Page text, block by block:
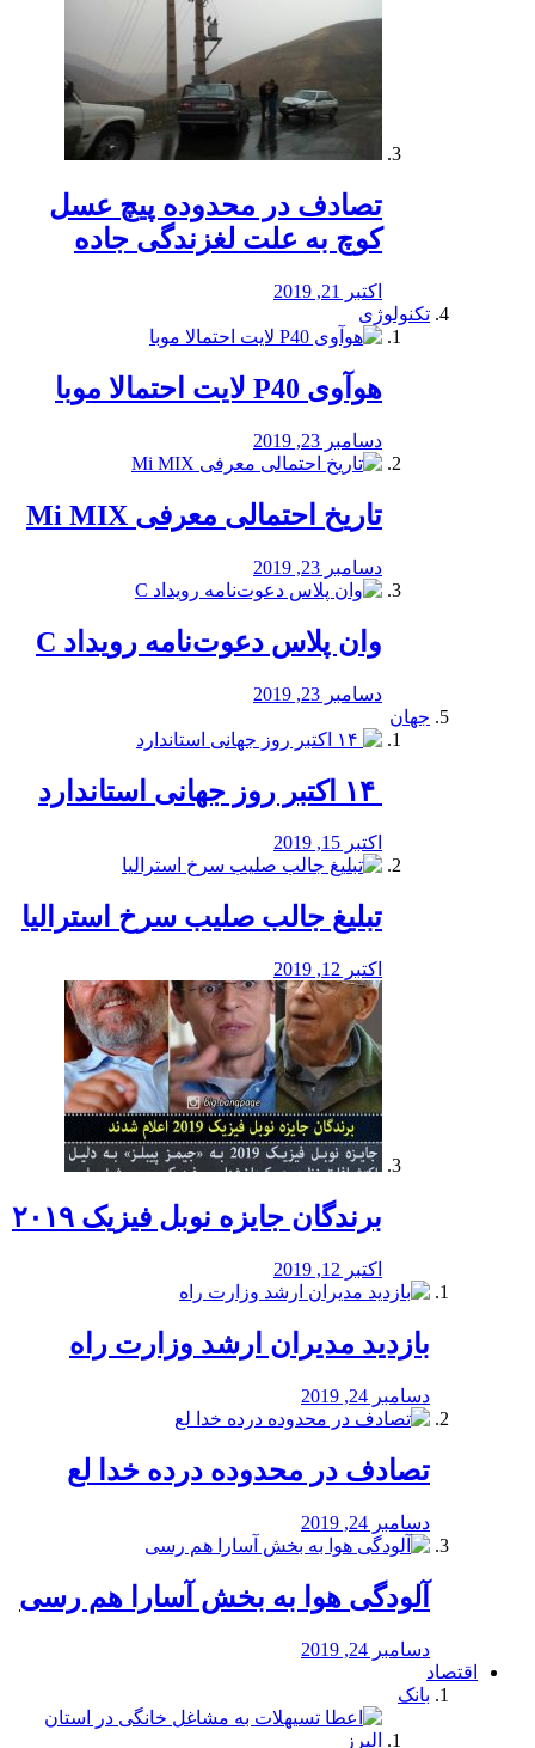
تصادف در محدوده پیچ عسل
کوچ به علت لغزندگی جاده
اکتبر 21, 2019
تکنولوژی
هوآوی P40 لایت احتمالا موبا
دسامبر 23, 2019
تاریخ احتمالی معرفی Mi MIX
دسامبر 23, 2019
وان پلاس دعوت‌نامه رویداد C
دسامبر 23, 2019
جهان
اکتبر 15, 2019
تبلیغ جالب صلیب سرخ استرالیا
اکتبر 12, 2019
برندگان جایزه نوبل فیزیک ۲۰۱۹
اکتبر 12, 2019
بازدید مدیران ارشد وزارت راه
دسامبر 24, 2019
تصادف در محدوده درده خدا لع
دسامبر 24, 2019
آلودگی هوا به بخش آسارا هم رسی
دسامبر 24, 2019
اقتصاد
بانک